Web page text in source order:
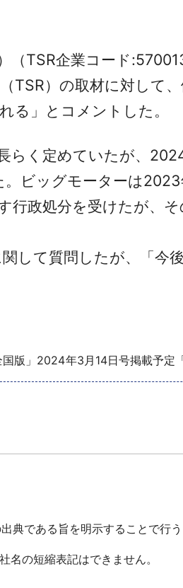
TSR企業コード
TSR）の取材に対して
る」とコメントした。
く定めていたが、
ビッグモーターは
行政処分を受けたが、
して質問したが、「今
版」2024年3月14日号掲載予定
典である旨を明示することで行う
の短縮表記はできません。